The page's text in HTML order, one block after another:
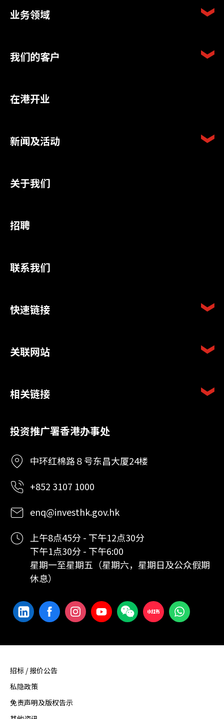
业务领域
我们的客户
在港开业
新闻及活动
关于我们
招聘
联系我们
快速链接
关联网站
相关链接
投资推广署香港办事处
中环红棉路８号东昌大厦24楼
+852 3107 1000
enq@investhk.gov.hk
上午8点45分 - 下午12点30分
下午1点30分 - 下午6:00
星期一至星期五（星期六，星期日及公众假期
休息）
招标 / 报价公告
私隐政策
免责声明及版权告示